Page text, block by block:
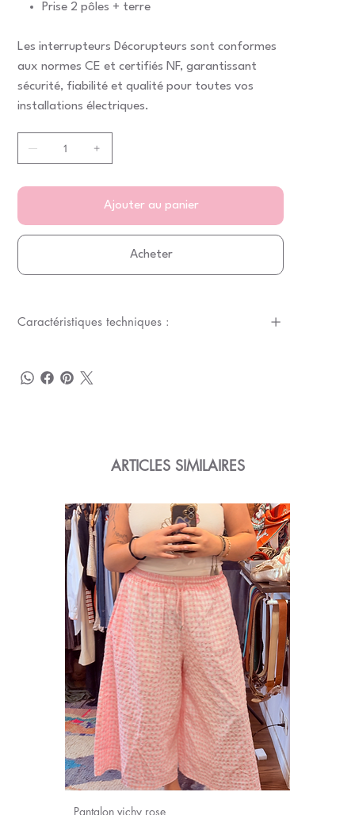
Prise 2 pôles + terre
Les interrupteurs Décorupteurs sont conformes
aux normes CE et certifiés NF, garantissant
sécurité, fiabilité et qualité pour toutes vos
installations électriques.
Ajouter au panier
Acheter
Caractéristiques techniques :
ARTICLES SIMILAIRES
Pantalon vichy rose